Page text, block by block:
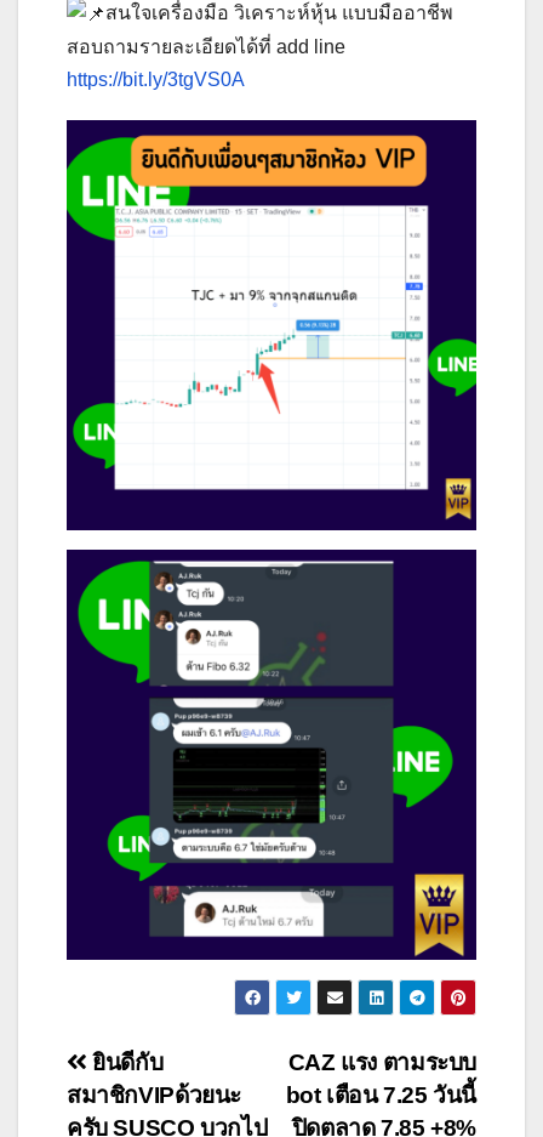
สนใจเครื่องมือ วิเคราะห์หุ้น แบบมืออาชีพ
สอบถามรายละเอียดได้ที่ add line
https://bit.ly/3tgVS0A
แนะแนว
เรื่อง
CAZ แรง ตามระบบ
bot เตือน 7.25 วันนี้
ปิดตลาด 7.85 +8%
ยินดีกับ
สมาชิกVIPด้วยนะ
ครับ SUSCO บวกไป